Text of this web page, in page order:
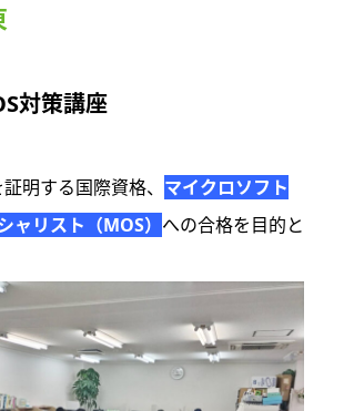
対策講座
明する国際資格、 マイクロソフト
ャリスト（MOS） への合格を目的と